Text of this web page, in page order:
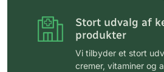
Stort udvalg af
produkter
Vi tilbyder et stort
cremer, vitaminer og